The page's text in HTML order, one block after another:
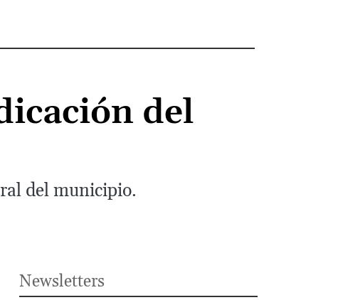
del
del municipio.
Newsletters